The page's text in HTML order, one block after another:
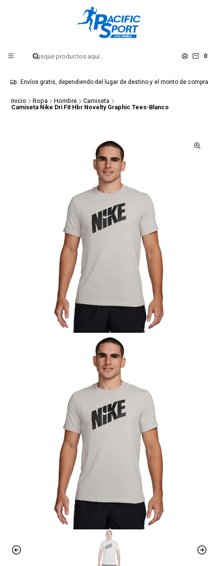
0
Envíos gratis, dependiendo del lugar de destino y el monto de compra
Inicio Ropa Hombre
Camiseta
Camiseta Nike Dri Fit Hbr Novelty Graphic Tees-Blanco